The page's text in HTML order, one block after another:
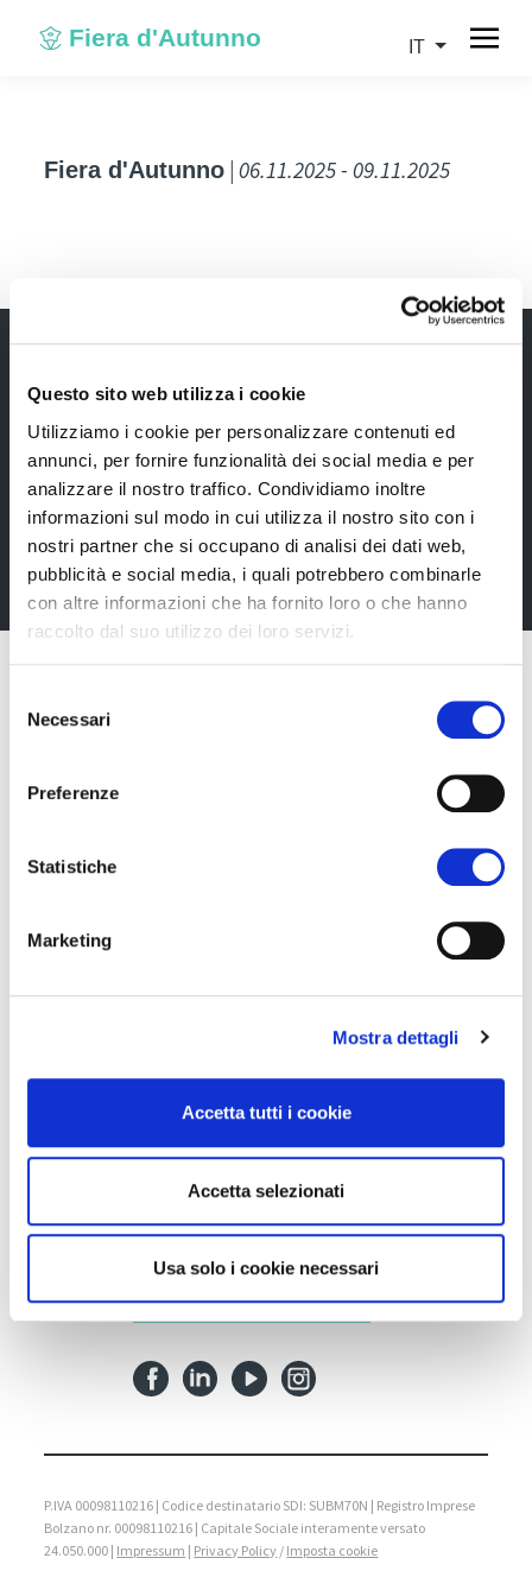
Questo sito web utilizza i cookie
Utilizziamo i cookie per personalizzare contenuti ed
annunci, per fornire funzionalità dei social media e per
analizzare il nostro traffico. Condividiamo inoltre
informazioni sul modo in cui utilizza il nostro sito con i
nostri partner che si occupano di analisi dei dati web,
pubblicità e social media, i quali potrebbero combinarle
con altre informazioni che ha fornito loro o che hanno
raccolto dal suo utilizzo dei loro servizi.
delNecessari
Preferenze
Statistiche
Marketing
Mostra dettagli
Accetta tutti i cookie
Accetta selezionati
Usa solo i cookie necessari
Fiera d'Autunno IT
Fiera d'Autunno | 06.11.2025 - 09.11.2025
Rimani sempre aggiornata*o sui nostri eventi, ricevi
informazioni utili in anteprima! Naturalmente senza
alcun costo.
Iscriviti alla Newsletter
39100 Bolzano BZ
Fax.+39 0471 516111
info@fieramesse.com
Dichiarazione di Accessibilità
P.IVA 00098110216 | Codice destinatario SDI: SUBM70N | Registro Imprese
Bolzano nr. 00098110216 | Capitale Sociale interamente versato
24.050.000 | Impressum | Privacy Policy / Imposta cookie